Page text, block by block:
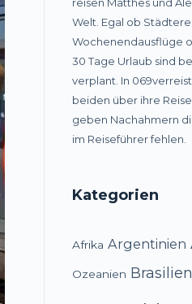
Welt. Egal ob
Wochenendausflüge
30 Tage Urlaub sind
verplant. In
beiden über ihre
geben Nachahmern
im Reiseführer fehlen.
Kategorien
Afrika Argentinien
Ozeanien Brasilien